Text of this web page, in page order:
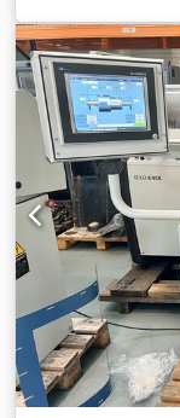
szerokość:3 000
całkowita
Prąd stały,
maks. masa
CAB920
zestawie, znak
kW z
tocznych do osi
200-400 mm,
Dkjdpfjylin Hox